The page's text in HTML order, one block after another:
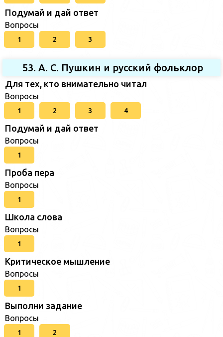
Подумай и дай ответ
Вопросы
1 2 3
53. А. С. Пушкин и русский фольклор
Для тех, кто внимательно читал
Вопросы
1 2 3 4
Подумай и дай ответ
Вопросы
1
Проба пера
Вопросы
1
Школа слова
Вопросы
1
Критическое мышление
Вопросы
1
Выполни задание
Вопросы
1 2